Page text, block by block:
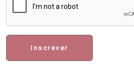
Inscrever